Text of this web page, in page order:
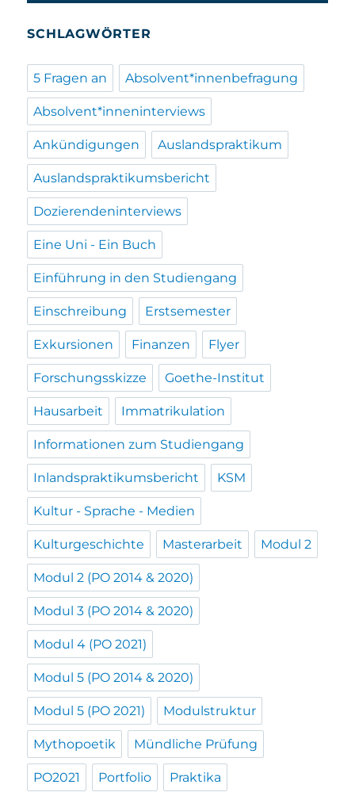
SCHLAGWÖRTER
5 Fragen an Absolvent*innenbefragung
Absolvent*inneninterviews
Ankündigungen Auslandspraktikum
Auslandspraktikumsbericht
Dozierendeninterviews
Eine Uni - Ein Buch
Einführung in den Studiengang
Einschreibung Erstsemester
Exkursionen Finanzen Flyer
Forschungsskizze Goethe-Institut
Hausarbeit Immatrikulation
Informationen zum Studiengang
Inlandspraktikumsbericht KSM
Kultur - Sprache - Medien
Kulturgeschichte Masterarbeit Modul 2
Modul 2 (PO 2014 & 2020)
Modul 3 (PO 2014 & 2020)
Modul 4 (PO 2021)
Modul 5 (PO 2014 & 2020)
Modul 5 (PO 2021) Modulstruktur
Mythopoetik Mündliche Prüfung
PO2021 Portfolio Praktika